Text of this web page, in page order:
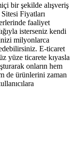
bir şekilde alışveriş
Fiyatları
faaliyet
isterseniz kendi
milyonlarca
edebilirsiniz. E-ticaret
yüze ticarete kıyasla
onların hem
de ürünlerini zaman